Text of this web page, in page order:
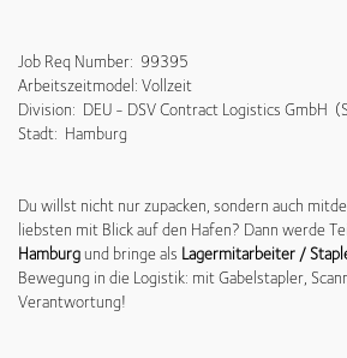
Job Req Number: 99395
Arbeitszeitmodel: Vollzeit
Division: DEU - DSV Contract Logistics GmbH
Stadt: Hamburg
Du willst nicht nur zupacken, sondern auch
liebsten mit Blick auf den Hafen? Dann werde
Hamburgund bringe als Lagermitarbeiter /
Bewegung in die Logistik: mit Gabelstapler,
Verantwortung!